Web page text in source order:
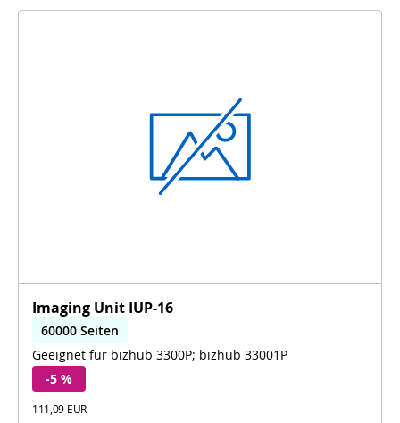
Imaging Unit IUP-16
60000 Seiten
Geeignet für bizhub 3300P; bizhub 33001P
-5 %
111,09 EUR